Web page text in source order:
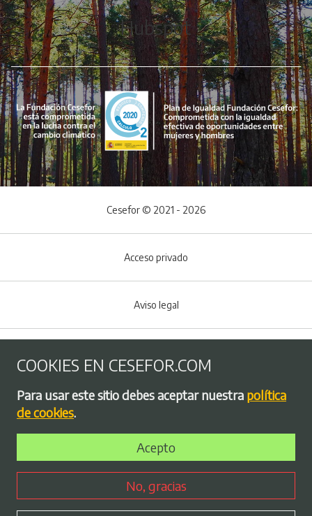
Hubspot
Menú del pie
Cesefor © 2021 - 2026
Acceso privado
Aviso legal
Política de privacidad
Bolsa de empleo
Perfil contratante
COOKIES EN CESEFOR.COM
Para usar este sitio debes aceptar nuestra política
de cookies.
Acepto
No, gracias